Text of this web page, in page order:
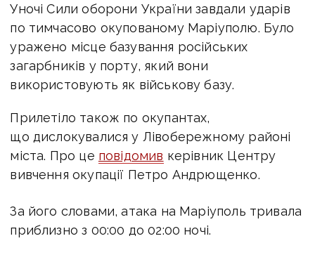
Уночі Сили оборони України завдали ударів
по тимчасово окупованому Маріуполю. Було
уражено місце базування російських
загарбників у порту, який вони
використовують як військову базу.
Прилетіло також по окупантах,
що дислокувалися у Лівобережному районі
міста. Про це повідомив керівник Центру
вивчення окупації Петро Андрющенко.
За його словами, атака на Маріуполь тривала
приблизно з 00:00 до 02:00 ночі.